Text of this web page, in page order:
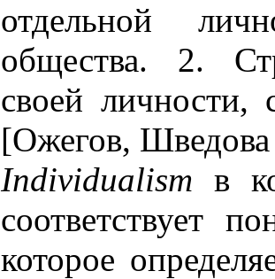
отдельной
общества. 2.
своей личности,
[Ожегов,
Individualism в
соответствует
которое